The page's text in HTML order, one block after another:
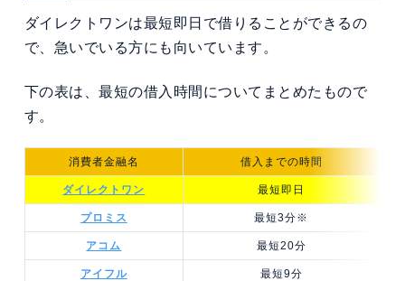
ダイレクトワンは最短即日で借りることができるの
で、急いでいる方にも向いています。
下の表は、最短の借入時間についてまとめたもので
す。
消費者金融名 借入までの時間
ダイレクトワン 最短即日
プロミス 最短3分※
アコム 最短20分
アイフル 最短9分